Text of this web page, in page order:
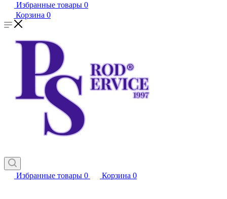
Избранные товары 0
Корзина 0
Избранные товары 0 Корзина 0